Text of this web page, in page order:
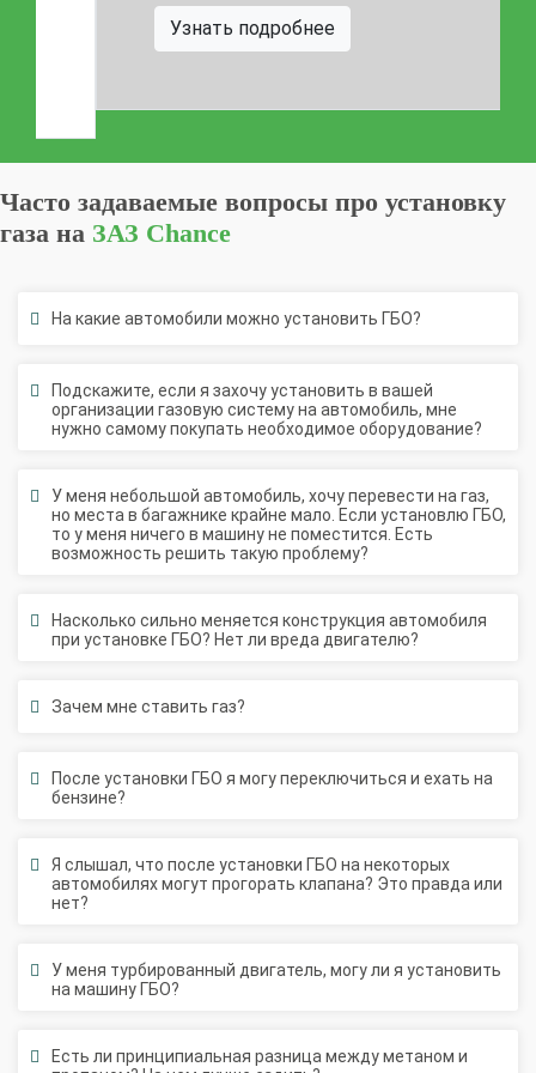
Узнать подробнее
газа наЗАЗ Chance
организации газовую систему на автомобиль, мне
нужно самому покупать необходимое оборудование?
но места в багажнике крайне мало. Если установлю ГБО,
то у меня ничего в машину не поместится. Есть
возможность решить такую проблему?
при установке ГБО? Нет ли вреда двигателю?
бензине?
автомобилях могут прогорать клапана? Это правда или
нет?
на машину ГБО?
пропаном? На чем лучше ездить?